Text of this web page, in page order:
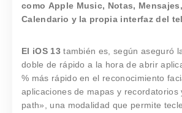
como Apple Music, Notas,
Calendario y la propia interfaz del
El iOS 13también es, según aseguró
doble de rápido a la hora de abrir
% más rápido en el reconocimiento
aplicaciones de mapas y recordatorios
path», una modalidad que permite